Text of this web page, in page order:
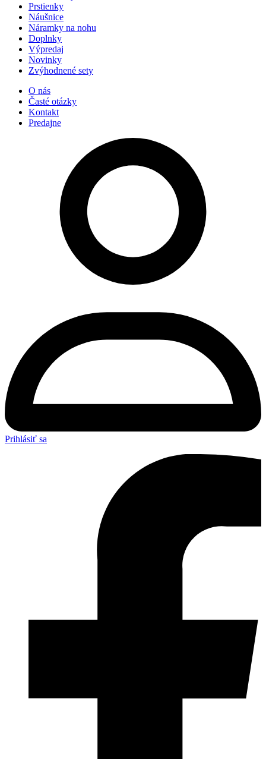
Prstienky
Náušnice
Náramky na nohu
Doplnky
Výpredaj
Novinky
Zvýhodnené sety
O nás
Časté otázky
Kontakt
Predajne
Prihlásiť sa